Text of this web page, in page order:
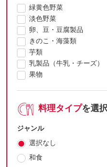
緑黄色野菜
淡色野菜
卵、豆・豆腐製品
きのこ・海藻類
芋類
乳製品（牛乳・チーズ）
果物
料理タイプを選
ジャンル
選択なし
和食